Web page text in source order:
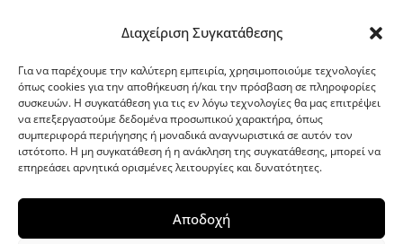
Διαχείριση Συγκατάθεσης
Για να παρέχουμε την καλύτερη εμπειρία, χρησιμοποιούμε τεχνολογίες
όπως cookies για την αποθήκευση ή/και την πρόσβαση σε πληροφορίες
συσκευών. Η συγκατάθεση για τις εν λόγω τεχνολογίες θα μας επιτρέψει
να επεξεργαστούμε δεδομένα προσωπικού χαρακτήρα, όπως
συμπεριφορά περιήγησης ή μοναδικά αναγνωριστικά σε αυτόν τον
ιστότοπο. Η μη συγκατάθεση ή η ανάκληση της συγκατάθεσης, μπορεί να
επηρεάσει αρνητικά ορισμένες λειτουργίες και δυνατότητες.
Αποδοχή
G-point.gr